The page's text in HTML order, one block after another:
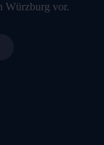
Würzburg vor.